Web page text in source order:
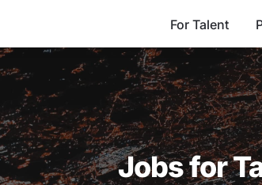
For Talent
Jobs for